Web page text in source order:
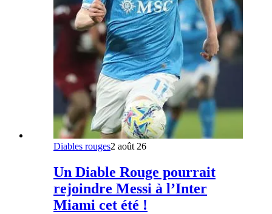
Diables rouges2 août 26
Un Diable Rouge pourrait
rejoindre Messi à l’Inter
Miami cet été !